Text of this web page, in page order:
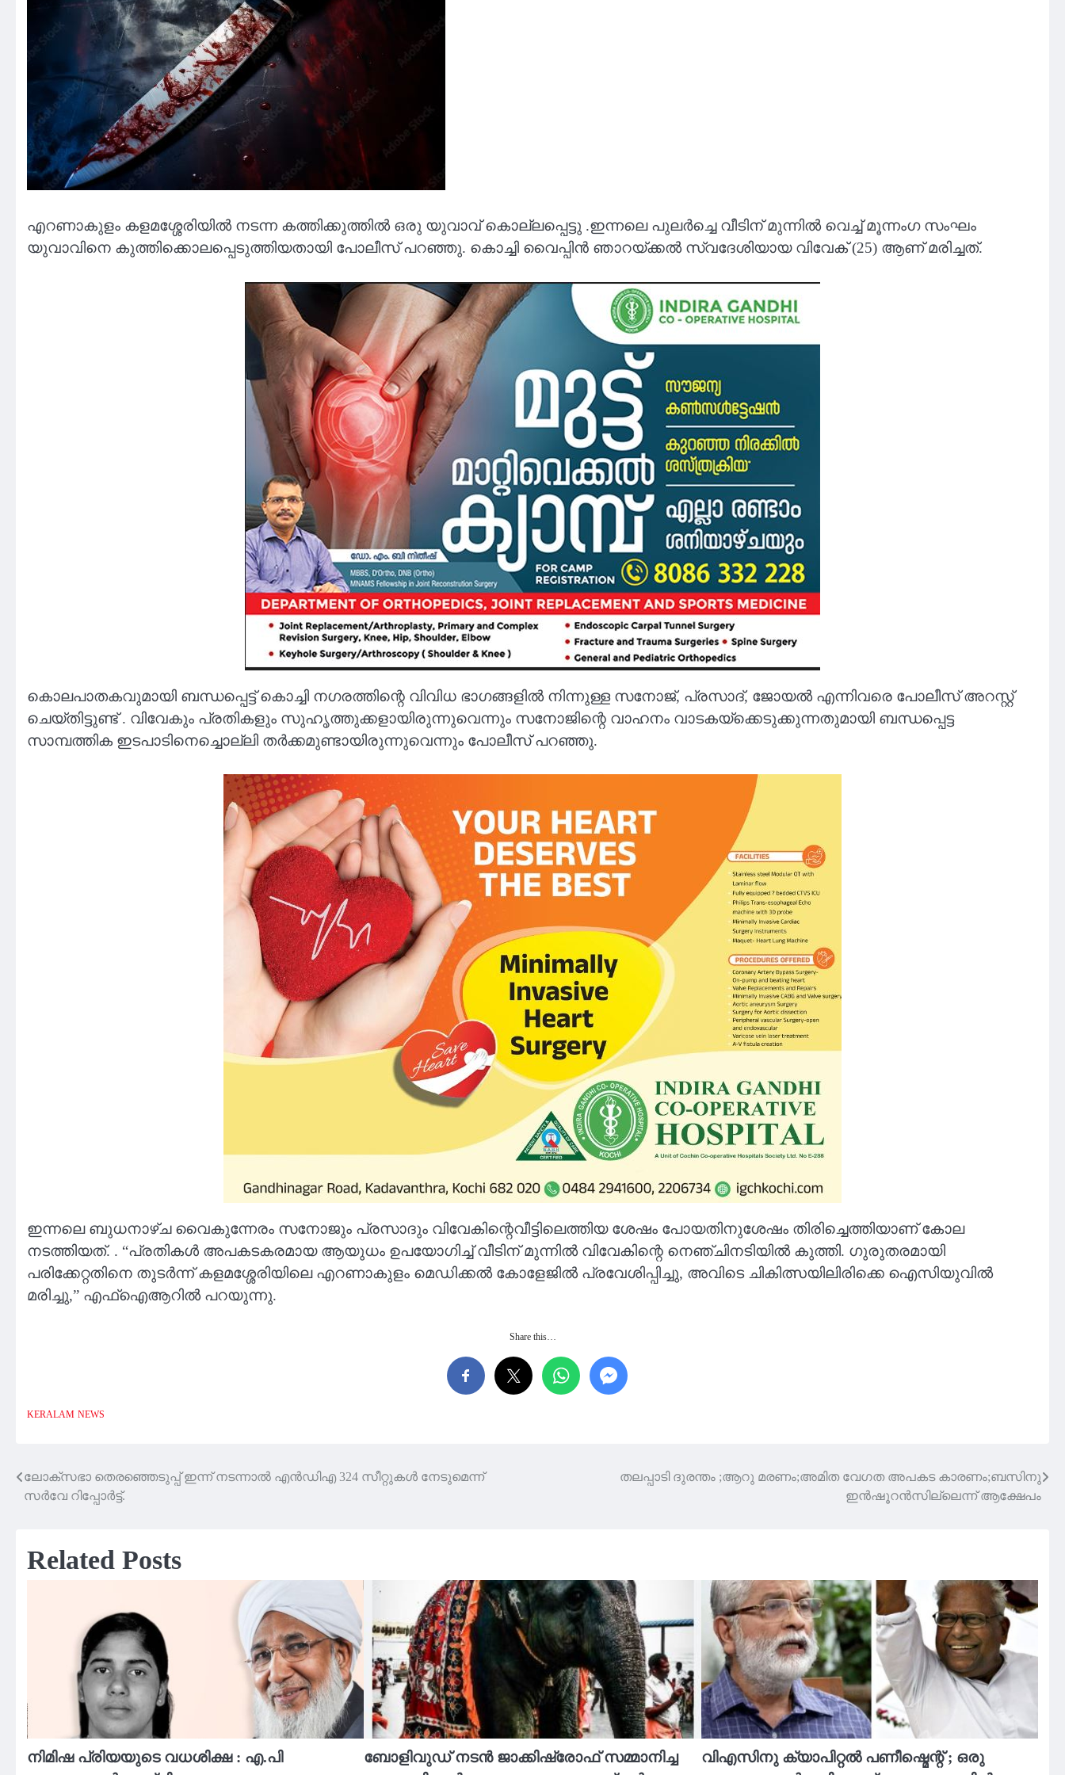
എറണാകുളം കളമശ്ശേരിയിൽ നടന്ന കത്തിക്കുത്തിൽ ഒരു യുവാവ് കൊല്ലപ്പെട്ടു .ഇന്നലെ പുലർച്ചെ വീടിന് മുന്നിൽ വെച്ച് മൂന്നംഗ സംഘം
യുവാവിനെ കുത്തിക്കൊലപ്പെടുത്തിയതായി പോലീസ് പറഞ്ഞു. കൊച്ചി വൈപ്പിൻ ഞാറയ്ക്കൽ സ്വദേശിയായ വിവേക് (25) ആണ് മരിച്ചത്.
കൊലപാതകവുമായി ബന്ധപ്പെട്ട് കൊച്ചി നഗരത്തിന്റെ വിവിധ ഭാഗങ്ങളിൽ നിന്നുള്ള സനോജ്, പ്രസാദ്, ജോയൽ എന്നിവരെ പോലീസ് അറസ്റ്റ്
ചെയ്‌തിട്ടുണ്ട് . വിവേകും പ്രതികളും സുഹൃത്തുക്കളായിരുന്നുവെന്നും സനോജിന്റെ വാഹനം വാടകയ്‌ക്കെടുക്കുന്നതുമായി ബന്ധപ്പെട്ട
സാമ്പത്തിക ഇടപാടിനെച്ചൊല്ലി തർക്കമുണ്ടായിരുന്നുവെന്നും പോലീസ് പറഞ്ഞു.
ഇന്നലെ ബുധനാഴ്ച വൈകുന്നേരം സനോജും പ്രസാദും വിവേകിന്റെവീട്ടിലെത്തിയ ശേഷം പോയതിനുശേഷം തിരിച്ചെത്തിയാണ് കോല
നടത്തിയത്. . “പ്രതികൾ അപകടകരമായ ആയുധം ഉപയോഗിച്ച് വീടിന് മുന്നിൽ വിവേകിന്റെ നെഞ്ചിനടിയിൽ കുത്തി. ഗുരുതരമായി
പരിക്കേറ്റതിനെ തുടർന്ന് കളമശ്ശേരിയിലെ എറണാകുളം മെഡിക്കൽ കോളേജിൽ പ്രവേശിപ്പിച്ചു, അവിടെ ചികിത്സയിലിരിക്കെ ഐസിയുവിൽ
മരിച്ചു,” എഫ്‌ഐആറിൽ പറയുന്നു.
Share this…
KERALAM NEWS
Post
navigation
ലോക്‌സഭാ തെരഞ്ഞെടുപ്പ് ഇന്ന് നടന്നാൽ എൻഡിഎ 324 സീറ്റുകൾ നേടുമെന്ന്
സർവേ റിപ്പോർട്ട്.
തലപ്പാടി ദുരന്തം ;ആറു മരണം;അമിത വേഗത അപകട കാരണം;ബസിനു
ഇൻഷൂറൻസില്ലെന്ന് ആക്ഷേപം
Related Posts
നിമിഷ പ്രിയയുടെ വധശിക്ഷ : എ.പി
ബോളിവുഡ് നടൻ ജാക്കിഷ്രോഫ് സമ്മാനിച്ച
വിഎസിനു ക്യാപിറ്റൽ പണീഷ്മെന്റ് ; ഒരു